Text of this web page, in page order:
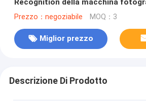
Recognition della macchina
sensore OV2718
Prezzo：negoziabile MOQ：3
Miglior prezzo
Descrizione Di Prodotto